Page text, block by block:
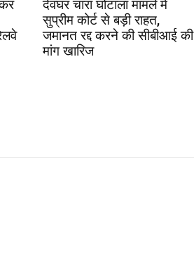
देवघर चारा घोटाला मामले में
सुप्रीम कोर्ट से बड़ी राहत,
जमानत रद्द करने की सीबीआई की
मांग खारिज